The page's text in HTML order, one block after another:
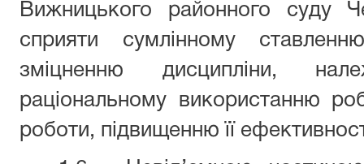
Вижницького районного суду
сприяти сумлінному
зміцненню дисципліни,
раціональному використанню
роботи, підвищенню її